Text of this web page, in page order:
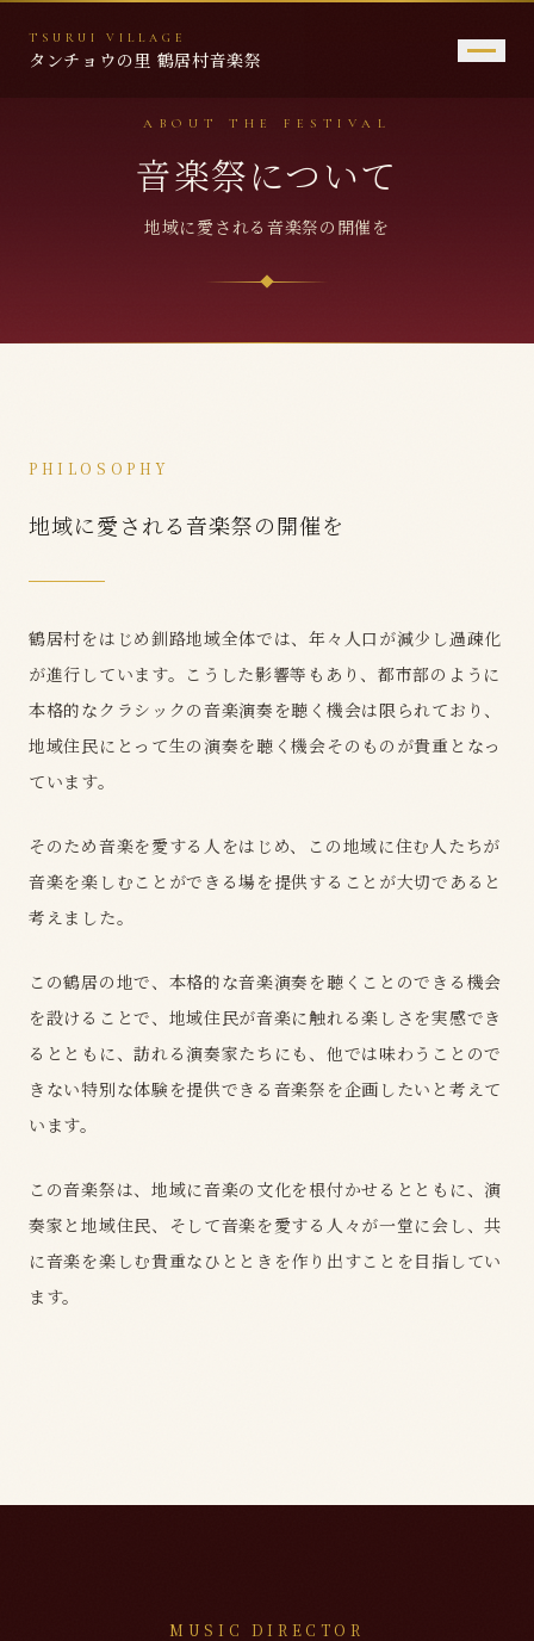
TSURUI VILLAGE
タンチョウの里 鶴居村音楽祭
ABOUT THE FESTIVAL
音楽祭について
地域に愛される音楽祭の開催を
PHILOSOPHY
地域に愛される音楽祭の開催を
鶴居村をはじめ釧路地域全体では、年々人口が減少し過疎化
が進行しています。こうした影響等もあり、都市部のように
本格的なクラシックの音楽演奏を聴く機会は限られており、
地域住民にとって生の演奏を聴く機会そのものが貴重となっ
ています。
そのため音楽を愛する人をはじめ、この地域に住む人たちが
音楽を楽しむことができる場を提供することが大切であると
考えました。
この鶴居の地で、本格的な音楽演奏を聴くことのできる機会
を設けることで、地域住民が音楽に触れる楽しさを実感でき
るとともに、訪れる演奏家たちにも、他では味わうことので
きない特別な体験を提供できる音楽祭を企画したいと考えて
います。
この音楽祭は、地域に音楽の文化を根付かせるとともに、演
奏家と地域住民、そして音楽を愛する人々が一堂に会し、共
に音楽を楽しむ貴重なひとときを作り出すことを目指してい
ます。
MUSIC DIRECTOR